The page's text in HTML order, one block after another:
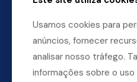
Usamos cookies para
anúncios, fornecer
analisar nosso tráfego.
informações sobre o